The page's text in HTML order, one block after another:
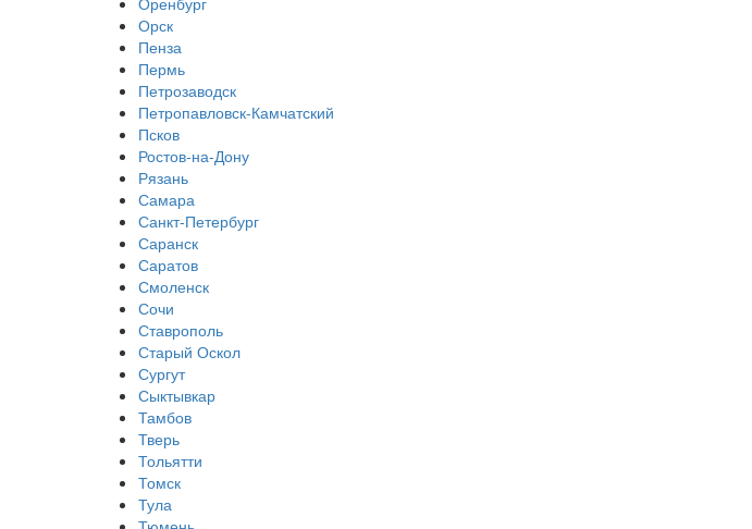
Орск
Пенза
Пермь
Петрозаводск
Петропавловск-Камчатский
Псков
Ростов-на-Дону
Рязань
Самара
Санкт-Петербург
Саранск
Саратов
Смоленск
Сочи
Ставрополь
Старый Оскол
Сургут
Сыктывкар
Тамбов
Тверь
Тольятти
Томск
Тула